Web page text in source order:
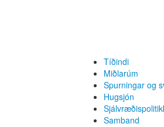
Tíðindi
Miðlarúm
Spurningar og
Hugsjón
Samband